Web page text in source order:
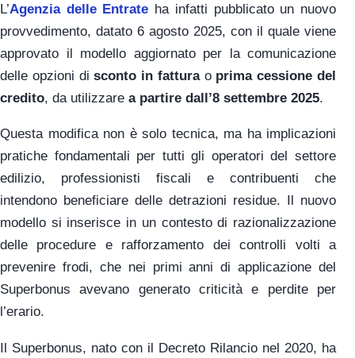
L’Agenzia delle Entrate ha infatti pubblicato un nuovo
provvedimento, datato 6 agosto 2025, con il quale viene
approvato il modello aggiornato per la comunicazione
delle opzioni disconto in fatturao prima cessione del
credito, da utilizzare a partire dall’8 settembre 2025.
Questa modifica non è solo tecnica, ma ha implicazioni
pratiche fondamentali per tutti gli operatori del settore
edilizio, professionisti fiscali e contribuenti che
intendono beneficiare delle detrazioni residue. Il nuovo
modello si inserisce in un contesto di razionalizzazione
delle procedure e rafforzamento dei controlli volti a
prevenire frodi, che nei primi anni di applicazione del
Superbonus avevano generato criticità e perdite per
l’erario.
Il Superbonus, nato con il Decreto Rilancio nel 2020, ha